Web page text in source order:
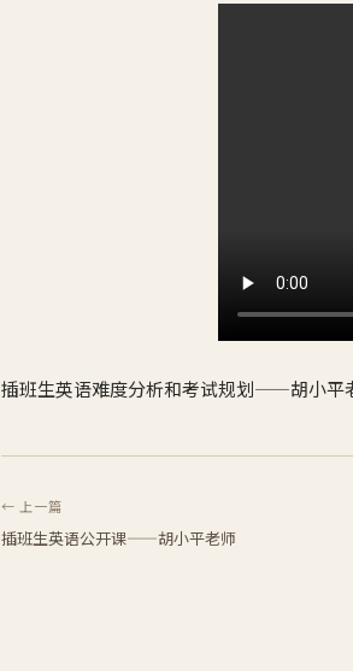
插班生英语难度分析和考试规划——胡小平
← 上一篇
插班生英语公开课——胡小平老师